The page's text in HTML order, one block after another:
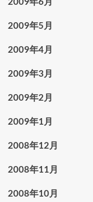
2009年5月
2009年4月
2009年3月
2009年2月
2009年1月
2008年12月
2008年11月
2008年10月